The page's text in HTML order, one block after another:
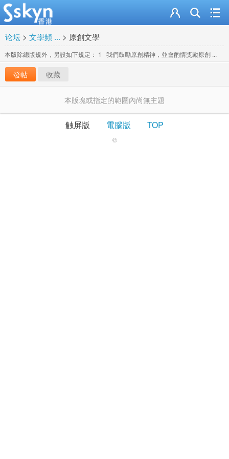
论坛 > 文學頻 ... > 原創文學
本版除總版規外，另設如下規定： 1 我們鼓勵原創精神，並會酌情獎勵原創 ...
發帖 收藏
本版塊或指定的範圍內尚無主題
触屏版 電腦版 TOP
©